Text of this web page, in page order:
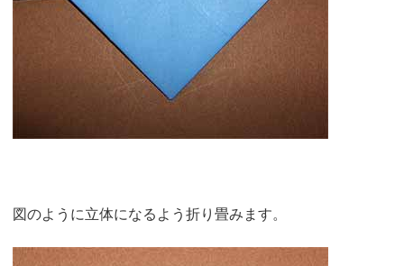
図のように立体になるよう折り畳みます。